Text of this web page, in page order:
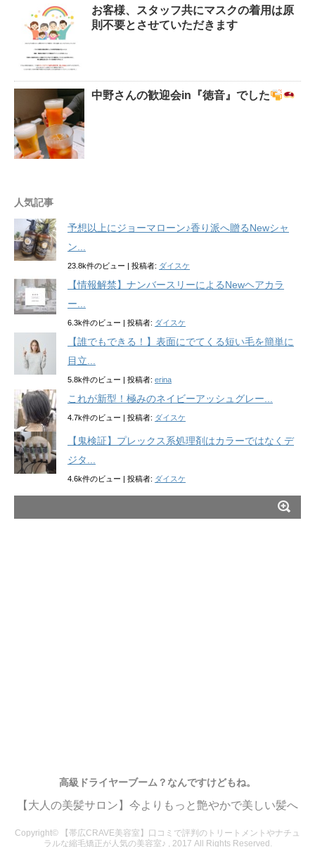
お客様、スタッフ共にマスクの着用は原
則不要とさせていただきます
中野さんの歓迎会in『徳音』でした
人気記事
予想以上にジョーマローン♪香り派へ贈るNewシャ
ン...
23.8k件のビュー 投稿者: ダイスケ
【情報解禁】ナンバースリーによるNewヘアカラ
ー...
6.3k件のビュー 投稿者: ダイスケ
【誰でもできる！】表面にでてくる短い毛を簡単に
目立...
5.8k件のビュー 投稿者: erina
これが新型！極みのネイビーアッシュグレー...
4.7k件のビュー 投稿者: ダイスケ
【鬼検証】プレックス系処理剤はカラーではなくデ
ジタ...
4.6k件のビュー 投稿者: ダイスケ
高級ドライヤーブーム？なんですけどもね。
【大人の美髪サロン】今よりもっと艶やかで美しい髪へ
Copyright© 【帯広CRAVE美容室】口コミで評判のトリートメントやナチュ
ラルな縮毛矯正が人気の美容室♪ , 2017 All Rights Reserved.